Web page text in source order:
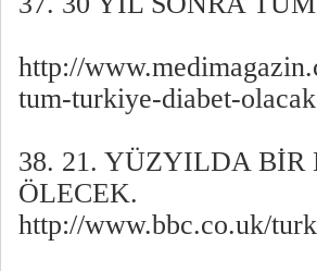
http://
tum-turkiye-diabet-
38. 21. YÜZYILDA
ÖLECEK.
http://www.bbc.co.uk/